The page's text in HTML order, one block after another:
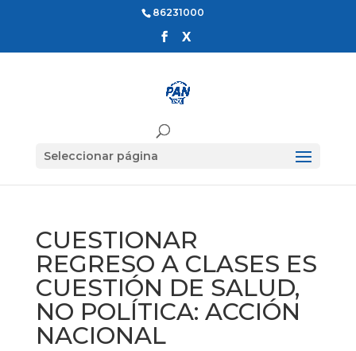
86231000
Seleccionar página
CUESTIONAR
REGRESO A CLASES ES
CUESTIÓN DE SALUD,
NO POLÍTICA: ACCIÓN
NACIONAL